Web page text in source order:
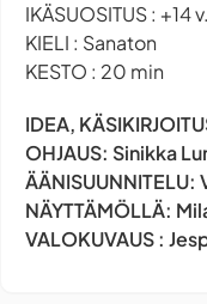
IKÄSUOSITUS : +14 v.
KIELI : Sanaton
KESTO : 20 min
IDEA,
OHJAUS: Sinikka
ÄÄNISUUNNITELU:
NÄYTTÄMÖLLÄ:
VALOKUVAUS :